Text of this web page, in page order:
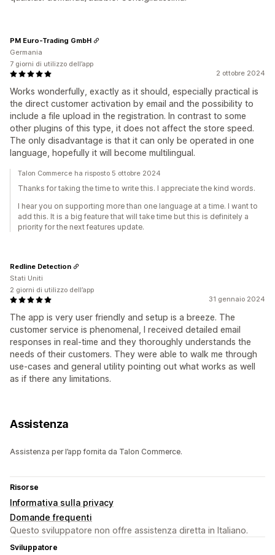
2 ottobre 2024
Works wonderfully, exactly as it should, especially practical is
the direct customer activation by email and the possibility to
include a file upload in the registration. In contrast to some
other plugins of this type, it does not affect the store speed.
The only disadvantage is that it can only be operated in one
language, hopefully it will become multilingual.
PM Euro-Trading GmbH
Germania
7 giorni di utilizzo dell’app
Talon Commerce ha risposto 5 ottobre 2024
Thanks for taking the time to write this. I appreciate the kind words.
I hear you on supporting more than one language at a time. I want to
add this. It is a big feature that will take time but this is definitely a
priority for the next features update.
31 gennaio 2024
The app is very user friendly and setup is a breeze. The
customer service is phenomenal, I received detailed email
responses in real-time and they thoroughly understands the
needs of their customers. They were able to walk me through
use-cases and general utility pointing out what works as well
as if there any limitations.
Redline Detection
Stati Uniti
2 giorni di utilizzo dell’app
Assistenza
Assistenza per l’app fornita da Talon Commerce.
Risorse
Informativa sulla privacy
Domande frequenti
Questo sviluppatore non offre assistenza diretta in Italiano.
Sviluppatore